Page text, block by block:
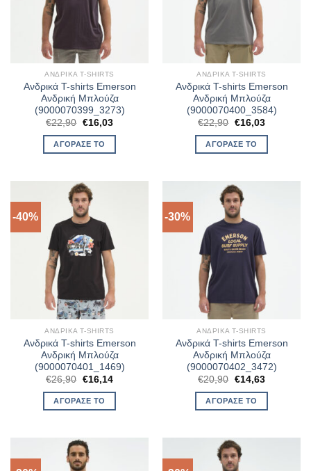
ΑΝΔΡΙΚΆ T-SHIRTS
Ανδρικά T-shirts Emerson
Ανδρική Μπλούζα
(9000070399_3273)
€22,90 Original
was:
€22,90.
€16,03Η
ΑΓΌΡΑΣΈ ΤΟ
ΑΝΔΡΙΚΆ T-SHIRTS
Ανδρικά T-shirts Emerson
Ανδρική Μπλούζα
(9000070400_3584)
€22,90 Original
was:
€22,90.
€16,03Η
ΑΓΌΡΑΣΈ ΤΟ
-40%
ΑΝΔΡΙΚΆ T-SHIRTS
Ανδρικά T-shirts Emerson
Ανδρική Μπλούζα
(9000070401_1469)
€26,90 Original
was:
€26,90.
€16,14Η
ΑΓΌΡΑΣΈ ΤΟ
-30%
ΑΝΔΡΙΚΆ T-SHIRTS
Ανδρικά T-shirts Emerson
Ανδρική Μπλούζα
(9000070402_3472)
€20,90 Original
was:
€20,90.
€14,63Η
ΑΓΌΡΑΣΈ ΤΟ